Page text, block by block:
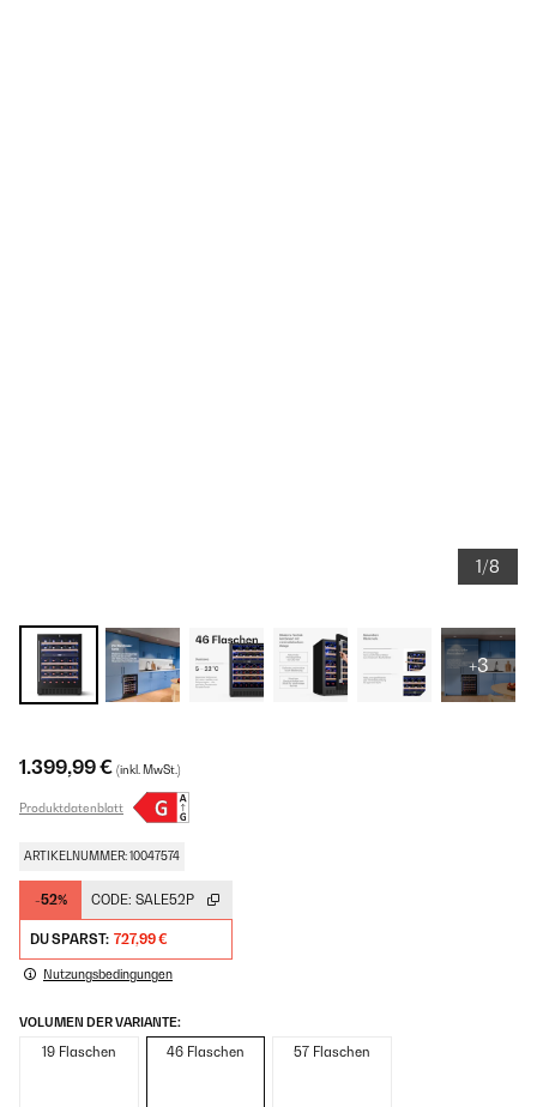
1/8
+3
1.399,99 € (inkl. MwSt.)
Produktdatenblatt
ARTIKELNUMMER: 10047574
-52% CODE: SALE52P
DU SPARST: 727,99 €
Nutzungsbedingungen
VOLUMEN DER VARIANTE:
19 Flaschen 46 Flaschen 57 Flaschen